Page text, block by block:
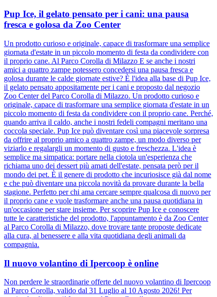
Pup Ice, il gelato pensato per i cani: una pausa
fresca e golosa da Zoo Center
Un prodotto curioso e originale, capace di trasformare una semplice
giornata d'estate in un piccolo momento di festa da condividere con
il proprio cane. Al Parco Corolla di Milazzo E se anche i nostri
amici a quattro zampe potessero concedersi una pausa fresca e
golosa durante le calde giornate estive? È l'idea alla base di Pup Ice,
il gelato pensato appositamente per i cani e proposto dal negozio
Zoo Center del Parco Corolla di Milazzo. Un prodotto curioso e
originale, capace di trasformare una semplice giornata d'estate in un
piccolo momento di festa da condividere con il proprio cane. Perché,
quando arriva il caldo, anche i nostri fedeli compagni meritano una
coccola speciale. Pup Ice può diventare così una piacevole sorpresa
da offrire al proprio amico a quattro zampe, un modo diverso per
viziarlo e regalargli un momento di gusto e freschezza. L'idea è
semplice ma simpatica: portare nella ciotola un'esperienza che
richiama uno dei dessert più amati dell'estate, pensata però per il
mondo dei pet. È il genere di prodotto che incuriosisce già dal nome
e che può diventare una piccola novità da provare durante la bella
stagione. Perfetto per chi ama cercare sempre qualcosa di nuovo per
il proprio cane e vuole trasformare anche una pausa quotidiana in
un'occasione per stare insieme. Per scoprire Pup Ice e conoscere
tutte le caratteristiche del prodotto, l'appuntamento è da Zoo Center
al Parco Corolla di Milazzo, dove trovare tante proposte dedicate
alla cura, al benessere e alla vita quotidiana degli animali da
compagnia.
Il nuovo volantino di Ipercoop è online
Non perdere le straordinarie offerte del nuovo volantino di Ipercoop
al Parco Corolla, valido dal 31 Luglio al 10 Agosto 2026! Per